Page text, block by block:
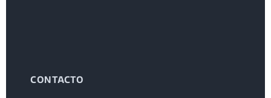
CONTACTO